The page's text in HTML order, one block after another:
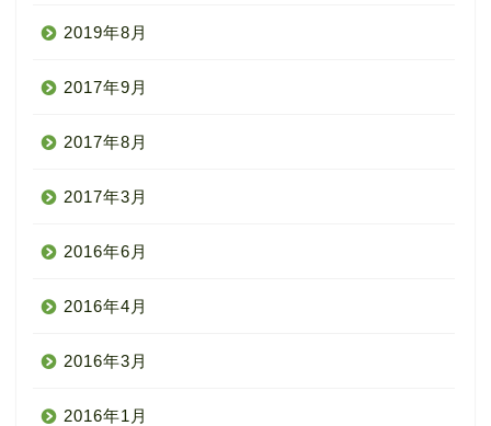
2019年8月
2017年9月
2017年8月
2017年3月
2016年6月
2016年4月
2016年3月
2016年1月